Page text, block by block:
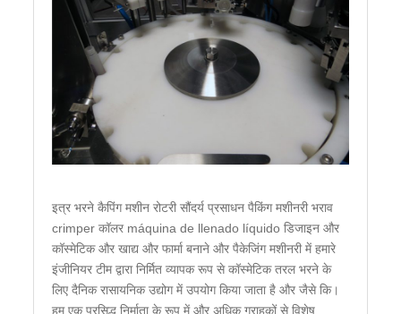
इत्र भरने कैपिंग मशीन रोटरी सौंदर्य प्रसाधन पैकिंग मशीनरी भराव
crimper कॉलर máquina de llenado líquido डिजाइन और
कॉस्मेटिक और खाद्य और फार्मा बनाने और पैकेजिंग मशीनरी में हमारे
इंजीनियर टीम द्वारा निर्मित व्यापक रूप से कॉस्मेटिक तरल भरने के
लिए दैनिक रासायनिक उद्योग में उपयोग किया जाता है और जैसे कि।
हम एक प्रसिद्ध निर्माता के रूप में और अधिक ग्राहकों से विशेष